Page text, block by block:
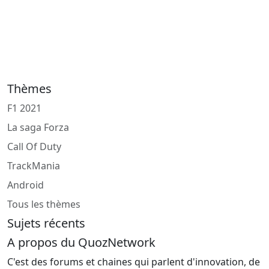
Thèmes
F1 2021
La saga Forza
Call Of Duty
TrackMania
Android
Tous les thèmes
Sujets récents
A propos du QuozNetwork
C'est des forums et chaines qui parlent d'innovation, de